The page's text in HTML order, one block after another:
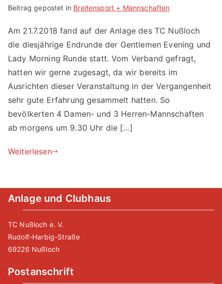
Beitrag gepostet in Breitensport + Mannschaften
Am 21.7.2018 fand auf der Anlage des TC Nußloch
die diesjährige Endrunde der Gentlemen Evening und
Lady Morning Runde statt. Vom Verband gefragt,
hatten wir gerne zugesagt, da wir bereits im
Ausrichten dieser Veranstaltung in der Vergangenheit
sehr gute Erfahrung gesammelt hatten. So
bevölkerten 4 Damen- und 3 Herren-Mannschaften
ab morgens um 9.30 Uhr die […]
Weiterlesen
Anlage und Clubhaus
TC Nußloch e. V.
Rudolf-Harbig-Straße
69226 Nußloch
Postanschrift